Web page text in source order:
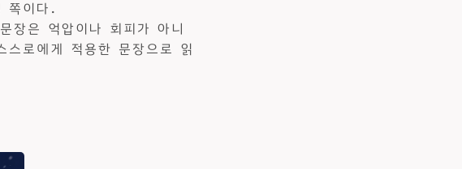
쪽이다.
장은 억압이나 회피가 아니
로에게 적용한 문장으로 읽